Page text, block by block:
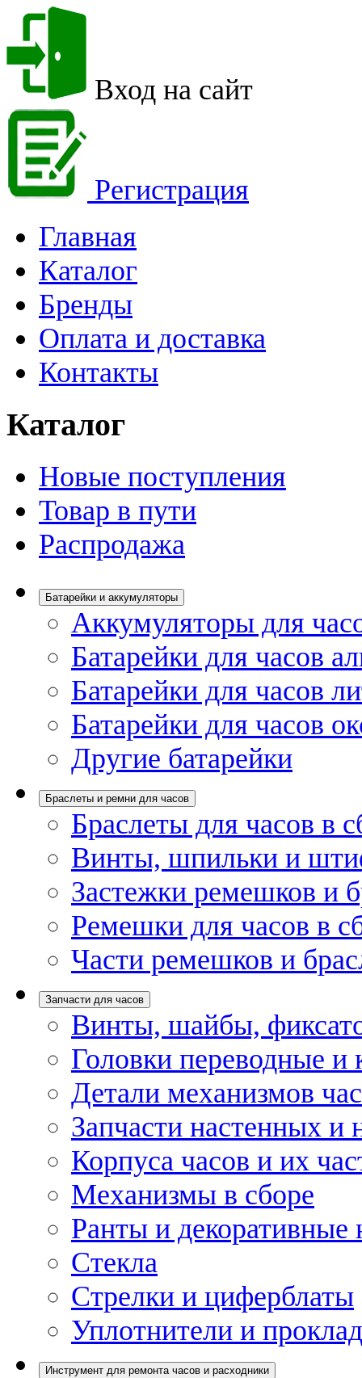
Вход на сайт
Регистрация
Главная
Каталог
Бренды
Оплата и доставка
Контакты
Каталог
Новые поступления
Товар в пути
Распродажа
Батарейки и аккумуляторы
Аккумуляторы для
Батарейки для часов
Батарейки для часов
Батарейки для часов
Другие батарейки
Браслеты и ремни для часов
Браслеты для часов в
Винты, шпильки и
Застежки ремешков и
Ремешки для часов в
Части ремешков и
Запчасти для часов
Винты, шайбы,
Головки переводные и
Детали механизмов
Запчасти настенных и
Корпуса часов и их
Механизмы в сборе
Ранты и декоративные
Стекла
Стрелки и циферблаты
Уплотнители и
Инструмент для ремонта часов и расходники